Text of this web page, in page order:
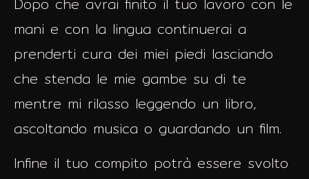
mani e con la lingua continuerai a
prenderti cura dei miei piedi lasciando
che stenda le mie gambe su di te
mentre mi rilasso leggendo un libro,
ascoltando musica o guardando un film.
Infine il tuo compito potrà essere svolto